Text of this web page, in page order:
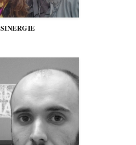
SINERGIE